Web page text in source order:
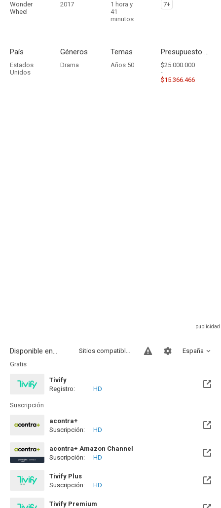
Wonder
Wheel
2017
1 hora y
41
minutos
7+
País
Estados
Unidos
Géneros
Drama
Temas
Años 50
Presupuesto - Ingresos
$25.000.000
-
$15.366.466
Disponible en... España
Sitios compatibles
Gratis
Tivify
Disponible hasta el Mar, 28 May 2030 (Quedan 3 años)
Registro: HD
Suscripción
acontra+
Suscripción:
HD
acontra+ Amazon Channel
Suscripción:
HD
Tivify Plus
Disponible hasta el Mar, 28 May 2030 (Quedan 3 años)
Suscripción: HD
Tivify Premium